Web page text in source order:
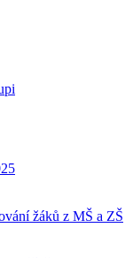
žáků z MŠ a ZŠ